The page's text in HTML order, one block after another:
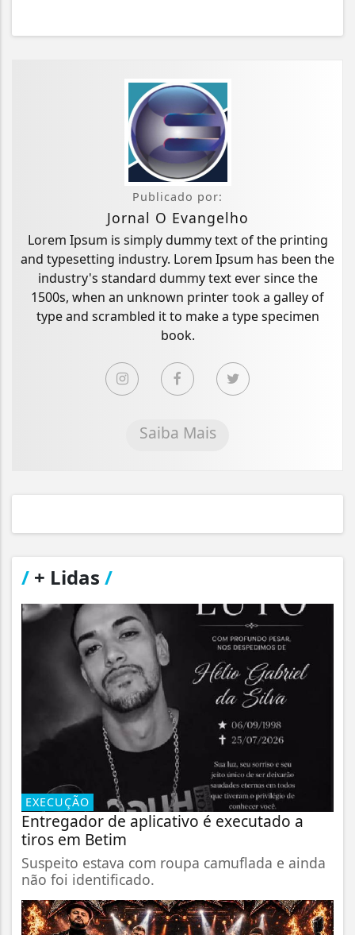
Publicado por:
Jornal O Evangelho
Lorem Ipsum is simply dummy text of the printing
and typesetting industry. Lorem Ipsum has been the
industry's standard dummy text ever since the
1500s, when an unknown printer took a galley of
type and scrambled it to make a type specimen
book.
Saiba Mais
/ + Lidas /
EXECUÇÃO
Entregador de aplicativo é executado a
tiros em Betim
Suspeito estava com roupa camuflada e ainda
não foi identificado.